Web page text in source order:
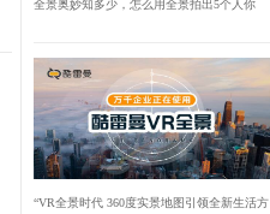
全景奥妙知多少，怎么用全景拍出5个人你
“VR全景时代 360度实景地图引领全新生活方